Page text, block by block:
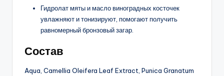
Гидролат мяты и масло виноградных косточек
увлажняют и тонизируют, помогают получить
равномерный бронзовый загар.
Состав
Aqua, Camellia Oleifera Leaf Extract, Punica Granatum